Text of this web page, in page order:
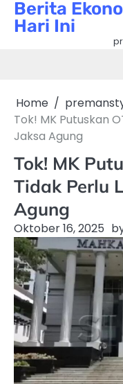
SkipBerita
Hari Ini
Home
Tok! MK Putuskan
Jaksa Agung
Tok! MK
Tidak Perlu
Agung
Oktober 16, 2025